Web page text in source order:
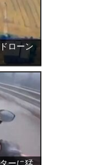
ローン
ーに猛